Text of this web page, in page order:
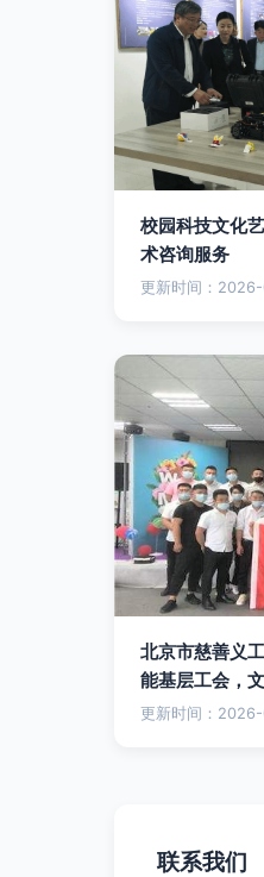
校园科技文化
术咨询服务
更新时间：
北京市慈善义
能基层工会，
更新时间：
联系我们